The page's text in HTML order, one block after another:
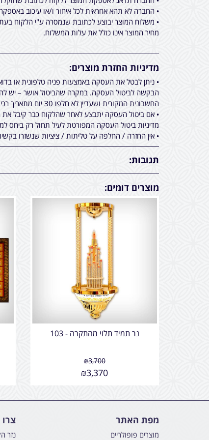
• החברה לא תהא אחראית לכל איחור ו/או עיכוב
• משלוח המוצר יבוצע לכתובת שנמסרה ע"י הלקוח
מחיר המוצר אינו כולל את עלות המשלוח.
מדיניות החזרת מוצרים:
• ניתן לבטל את העסקה באמצעות פניה טלפונית או
הבקשה לביטול העסקה. במקרה שהביטול אושר – יש
החשבונית המקורית ושעדיין לא חלפו 30 יום מתאריך רכישת המוצר.
• אם ביטול העסקה יתבצע לאחר שהלקוח כבר קיבל את
מדיניות ביטול העסקה המפורטת לעיל תחול רק
• אין החזרה / החלפה על טליתות / ציציות שנשזרו
תגובות:
מוצרים דומים:
נר תמיד תלוי מהתקרה - 103
₪3,700
₪3,370
מפת האתר
מוצרים פופולריים
נזר